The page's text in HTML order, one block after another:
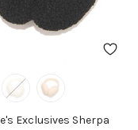
Exclusives Sherpa